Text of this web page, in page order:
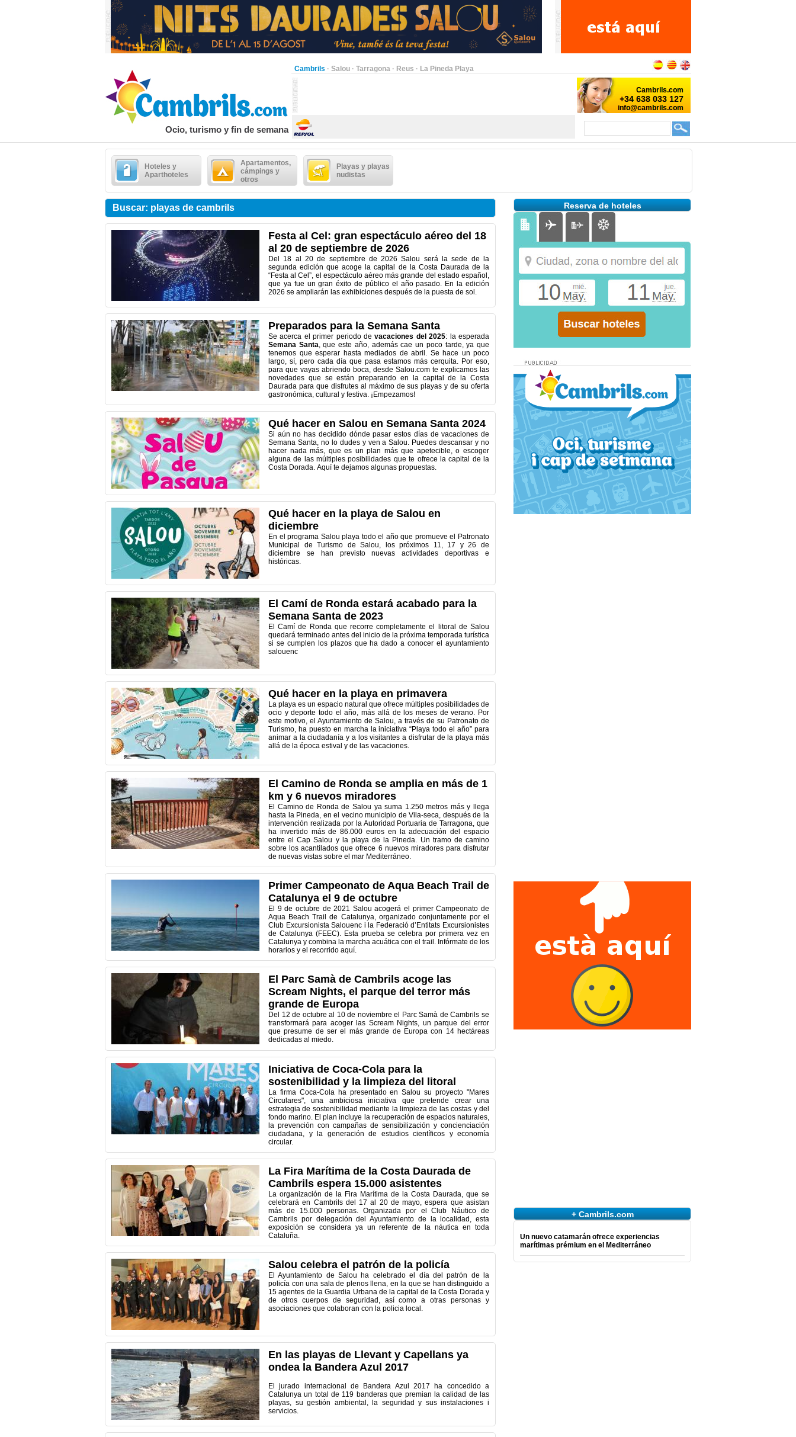
Cambrils · Salou · Tarragona · Reus · La Pineda Playa
Ocio, turismo y fin de semana
Hoteles y
Aparthoteles
Apartamentos,
cámpings y
otros
Playas y playas
nudistas
Buscar: playas de cambrils
Festa al Cel: gran espectáculo aéreo del 18
al 20 de septiembre de 2026
Del 18 al 20 de septiembre de 2026 Salou será la sede de la
segunda edición que acoge la capital de la Costa Daurada de la
“Festa al Cel”, el espectáculo aéreo más grande del estado español,
que ya fue un gran éxito de público el año pasado. En la edición
2026 se ampliarán las exhibiciones después de la puesta de sol.
Preparados para la Semana Santa
Se acerca el primer periodo devacaciones del 2025: la esperada
Semana Santa, que este año, además cae un poco tarde, ya que
tenemos que esperar hasta mediados de abril. Se hace un poco
largo, sí, pero cada día que pasa estamos más cerquita. Por eso,
para que vayas abriendo boca, desde Salou.com te explicamos las
novedades que se están preparando en la capital de la Costa
Daurada para que disfrutes al máximo de sus playas y de su oferta
gastronómica, cultural y festiva. ¡Empezamos!
Qué hacer en Salou en Semana Santa 2024
Si aún no has decidido dónde pasar estos días de vacaciones de
Semana Santa, no lo dudes y ven a Salou. Puedes descansar y no
hacer nada más, que es un plan más que apetecible, o escoger
alguna de las múltiples posibilidades que te ofrece la capital de la
Costa Dorada. Aquí te dejamos algunas propuestas.
Qué hacer en la playa de Salou en
diciembre
En el programa Salou playa todo el año que promueve el Patronato
Municipal de Turismo de Salou, los próximos 11, 17 y 26 de
diciembre se han previsto nuevas actividades deportivas e
históricas.
El Camí de Ronda estará acabado para la
Semana Santa de 2023
El Camí de Ronda que recorre completamente el litoral de Salou
quedará terminado antes del inicio de la próxima temporada turística
si se cumplen los plazos que ha dado a conocer el ayuntamiento
salouenc
Qué hacer en la playa en primavera
La playa es un espacio natural que ofrece múltiples posibilidades de
ocio y deporte todo el año, más allá de los meses de verano. Por
este motivo, el Ayuntamiento de Salou, a través de su Patronato de
Turismo, ha puesto en marcha la iniciativa “Playa todo el año” para
animar a la ciudadanía y a los visitantes a disfrutar de la playa más
allá de la época estival y de las vacaciones.
El Camino de Ronda se amplia en más de 1
km y 6 nuevos miradores
El Camino de Ronda de Salou ya suma 1.250 metros más y llega
hasta la Pineda, en el vecino municipio de Vila-seca, después de la
intervención realizada por la Autoridad Portuaria de Tarragona, que
ha invertido más de 86.000 euros en la adecuación del espacio
entre el Cap Salou y la playa de la Pineda. Un tramo de camino
sobre los acantilados que ofrece 6 nuevos miradores para disfrutar
de nuevas vistas sobre el mar Mediterráneo.
Primer Campeonato de Aqua Beach Trail de
Catalunya el 9 de octubre
El 9 de octubre de 2021 Salou acogerá el primer Campeonato de
Aqua Beach Trail de Catalunya, organizado conjuntamente por el
Club Excursionista Salouenc i la Federació d’Entitats Excursionistes
de Catalunya (FEEC). Esta prueba se celebra por primera vez en
Catalunya y combina la marcha acuática con el trail. Infórmate de los
horarios y el recorrido aquí.
El Parc Samà de Cambrils acoge las
Scream Nights, el parque del terror más
grande de Europa
Del 12 de octubre al 10 de noviembre el Parc Samà de Cambrils se
transformará para acoger las Scream Nights, un parque del error
que presume de ser el más grande de Europa con 14 hectáreas
dedicadas al miedo.
Iniciativa de Coca-Cola para la
sostenibilidad y la limpieza del litoral
La firma Coca-Cola ha presentado en Salou su proyecto "Mares
Circulares", una ambiciosa iniciativa que pretende crear una
estrategia de sostenibilidad mediante la limpieza de las costas y del
fondo marino. El plan incluye la recuperación de espacios naturales,
la prevención con campañas de sensibilización y concienciación
ciudadana, y la generación de estudios científicos y economía
circular.
La Fira Marítima de la Costa Daurada de
Cambrils espera 15.000 asistentes
La organización de la Fira Marítima de la Costa Daurada, que se
celebrará en Cambrils del 17 al 20 de mayo, espera que asistan
más de 15.000 personas. Organizada por el Club Náutico de
Cambrils por delegación del Ayuntamiento de la localidad, esta
exposición se considera ya un referente de la náutica en toda
Cataluña.
Salou celebra el patrón de la policía
El Ayuntamiento de Salou ha celebrado el día del patrón de la
policía con una sala de plenos llena, en la que se han distinguido a
15 agentes de la Guardia Urbana de la capital de la Costa Dorada y
de otros cuerpos de seguridad, así como a otras personas y
asociaciones que colaboran con la policia local.
En las playas de Llevant y Capellans ya
ondea la Bandera Azul 2017
El jurado internacional de Bandera Azul 2017 ha concedido a
Catalunya un total de 119 banderas que premian la calidad de las
playas, su gestión ambiental, la seguridad y sus instalaciones i
servicios.
Reserva de hoteles
+ Cambrils.com
Un nuevo catamarán ofrece experiencias
marítimas prémium en el Mediterráneo